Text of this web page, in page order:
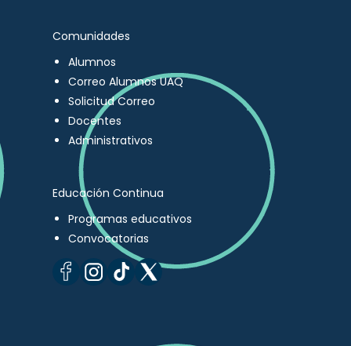
Comunidades
Alumnos
Correo Alumnos UAQ
Solicitud Correo
Docentes
Administrativos
Educación Continua
Programas educativos
Convocatorias